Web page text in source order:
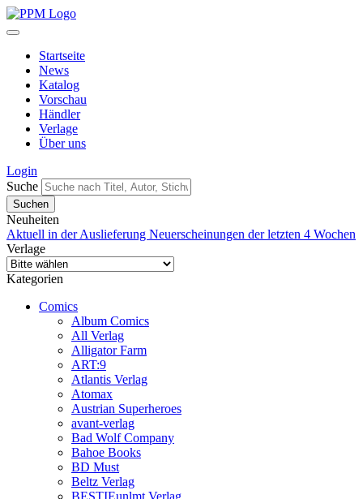
Startseite
News
Katalog
Vorschau
Händler
Verlage
Über uns
Login
Suche
Neuheiten
Aktuell in der Auslieferung Neuerscheinungen der letzten 4 Wochen
Verlage
Kategorien
Comics
Album Comics
All Verlag
Alligator Farm
ART:9
Atlantis Verlag
Atomax
Austrian Superheroes
avant-verlag
Bad Wolf Company
Bahoe Books
BD Must
Beltz Verlag
BESTIEunlmt Verlag